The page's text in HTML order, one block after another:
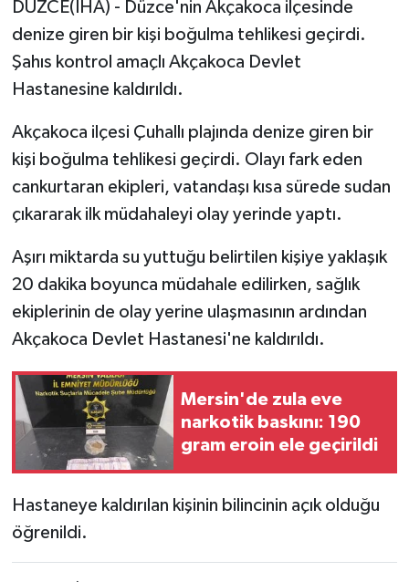
DÜZCE(İHA) - Düzce'nin Akçakoca ilçesinde
denize giren bir kişi boğulma tehlikesi geçirdi.
Şahıs kontrol amaçlı Akçakoca Devlet
Hastanesine kaldırıldı.
Akçakoca ilçesi Çuhallı plajında denize giren bir
kişi boğulma tehlikesi geçirdi. Olayı fark eden
cankurtaran ekipleri, vatandaşı kısa sürede sudan
çıkararak ilk müdahaleyi olay yerinde yaptı.
Aşırı miktarda su yuttuğu belirtilen kişiye yaklaşık
20 dakika boyunca müdahale edilirken, sağlık
ekiplerinin de olay yerine ulaşmasının ardından
Akçakoca Devlet Hastanesi'ne kaldırıldı.
Mersin'de zula eve
narkotik baskını: 190
gram eroin ele geçirildi
Hastaneye kaldırılan kişinin bilincinin açık olduğu
öğrenildi.